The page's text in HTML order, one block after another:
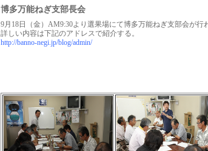
博多万能ねぎ支部長会
9月18日（金）AM9:30より選果場にて博多万能ねぎ支部会が行
詳しい内容は下記のアドレスで紹介する。
http://banno-negi.jp/blog/admin/